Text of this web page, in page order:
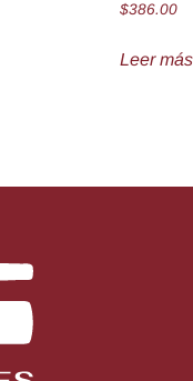
$386.00
Leer más